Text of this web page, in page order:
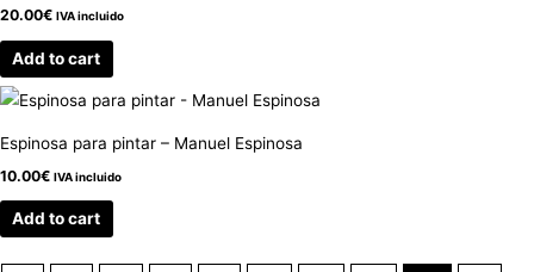
20.00€ IVA incluido
Add to cart
Espinosa para pintar – Manuel Espinosa
10.00€ IVA incluido
Add to cart